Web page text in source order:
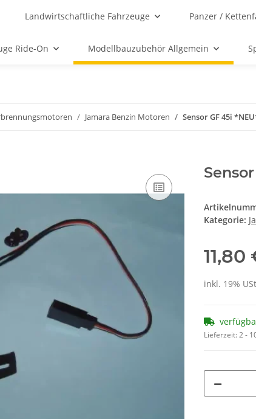
Landwirtschaftliche Fahrzeuge Panzer /
Ride-On Modellbauzubehör Allgemein
Jamara Benzin Motoren Sensor GF 45i
Kategorie:
11,80
inkl. 19%
Lieferzeit:2 -